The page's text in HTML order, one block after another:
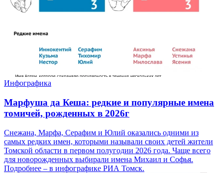
Инфографика
Марфуша да Кеша: редкие и популярные имена
томичей, рожденных в 2026г
Снежана, Марфа, Серафим и Юлий оказались одними из
самых редких имен, которыми называли своих детей жители
Томской области в первом полугодии 2026 года. Чаще всего
для новорожденных выбирали имена Михаил и Софья.
Подробнее – в инфографике РИА Томск.